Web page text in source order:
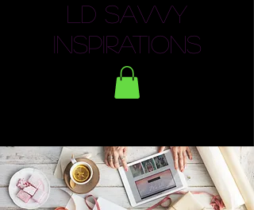
LD Savvy
Inspirations